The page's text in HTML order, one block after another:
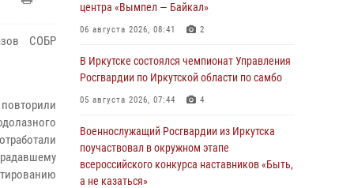
СОБР
повторили
центра «Вымпел — Байкал»
06 августа 2026, 08:41 2
В Иркутске состоялся чемпионат Управления
Росгвардии по Иркутской области по самбо
05 августа 2026, 07:44 4
Военнослужащий Росгвардии из Иркутска
поучаствовал в окружном этапе
всероссийского конкурса наставников «Быть,
а не казаться»